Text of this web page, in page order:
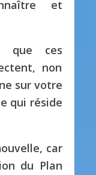
et
que ces
non
sur votre
qui réside
car
du Plan